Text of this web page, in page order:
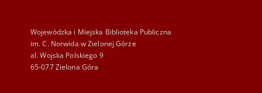
Wojewódzka i Miejska Biblioteka Publiczna
im. C. Norwida w Zielonej Górze
al. Wojska Polskiego 9
65-077 Zielona Góra